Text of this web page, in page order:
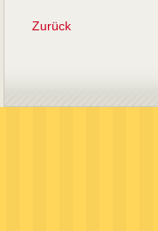
Zurück